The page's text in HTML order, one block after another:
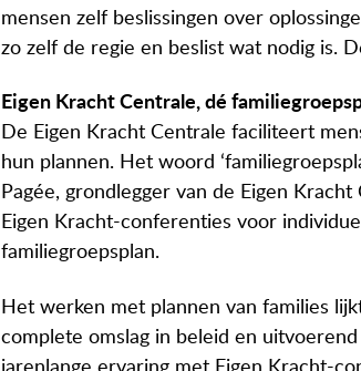
mensen zelf beslissingen over
zo zelf de regie en beslist wat nodig is.
Eigen Kracht Centrale, dé
De Eigen Kracht Centrale faciliteert
hun plannen. Het woord
Pagée, grondlegger van de Eigen
Eigen Kracht-conferenties voor
familiegroepsplan.
Het werken met plannen van families
complete omslag in beleid en